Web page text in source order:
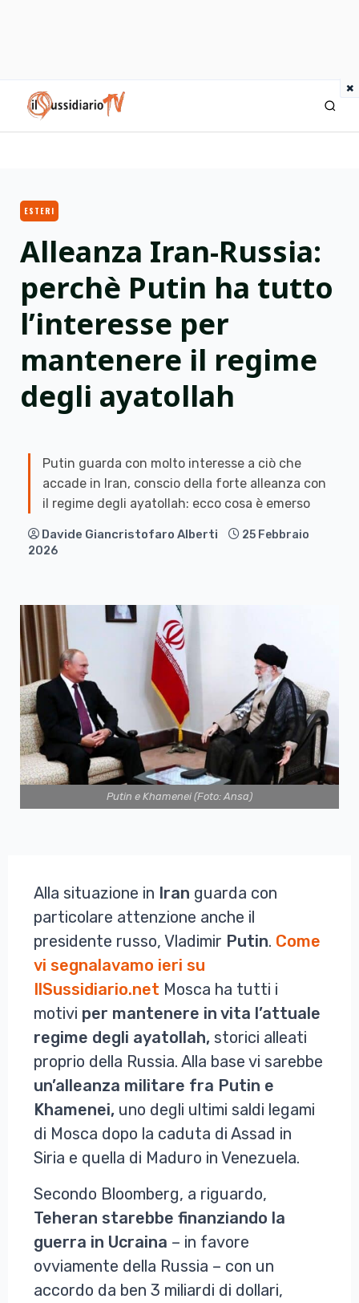
×
IlSussidiario TV
ESTERI
Alleanza Iran-Russia:
perchè Putin ha tutto
l’interesse per
mantenere il regime
degli ayatollah
Putin guarda con molto interesse a ciò che
accade in Iran, conscio della forte alleanza con
il regime degli ayatollah: ecco cosa è emerso
Davide Giancristofaro Alberti
25 Febbraio
2026
Putin e Khamenei (Foto: Ansa)
Alla situazione in Iran guarda con
particolare attenzione anche il
presidente russo, Vladimir Putin. Come
vi segnalavamo ieri su
IlSussidiario.net Mosca ha tutti i
motivi per mantenere in vita l’attuale
regime degli ayatollah, storici alleati
proprio della Russia. Alla base vi sarebbe
un’alleanza militare fra Putin e
Khamenei, uno degli ultimi saldi legami
di Mosca dopo la caduta di Assad in
Siria e quella di Maduro in Venezuela.
Secondo Bloomberg, a riguardo,
Teheran starebbe finanziando la
guerra in Ucraina – in favore
ovviamente della Russia – con un
accordo da ben 3 miliardi di dollari,